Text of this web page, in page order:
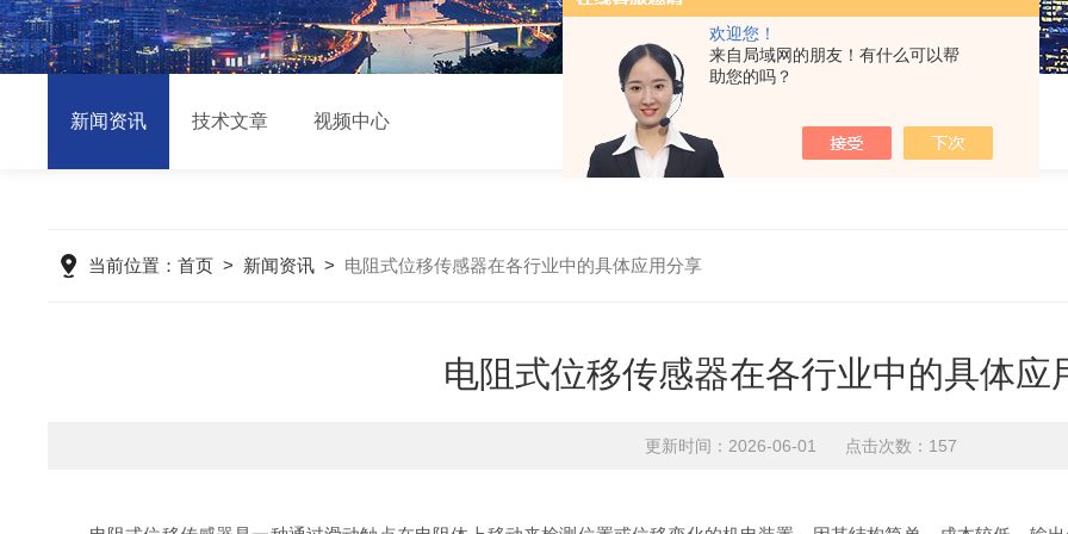
欢迎您！
来自局域网的朋友！有什么可以帮
助您的吗？
新闻资讯 技术文章 视频中心
当前位置：首页 > 新闻资讯 > 电阻式位移传感器在各行业中的具体应用分享
电阻式位移传感器在各行业中的具体应
更新时间：2026-06-01 点击次数：157